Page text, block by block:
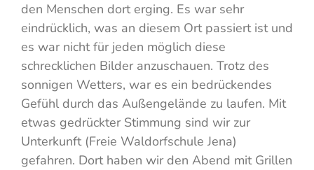
den Menschen dort erging. Es war sehr
eindrücklich, was an diesem Ort passiert ist und
es war nicht für jeden möglich diese
schrecklichen Bilder anzuschauen. Trotz des
sonnigen Wetters, war es ein bedrückendes
Gefühl durch das Außengelände zu laufen. Mit
etwas gedrückter Stimmung sind wir zur
Unterkunft (Freie Waldorfschule Jena)
gefahren. Dort haben wir den Abend mit Grillen